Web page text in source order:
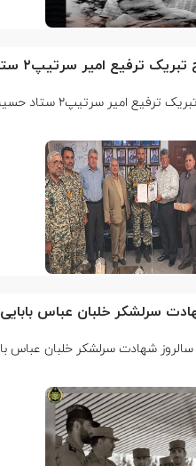
ستاد حسین صادق زاده فرمانده تیپ ۲۵ واکنش سریع شهید آبگون نزاجا مستقر در تبریز
حسین صادق زاده فرمانده تیپ ۲۵ واکنش سریع شهید آبگون نزاجا مستقر در…
سرلشکر خلبان عباس بابایی